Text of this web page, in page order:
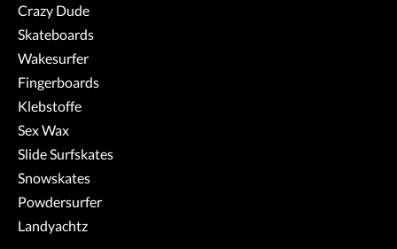
Crazy Dude
Skateboards
Wakesurfer
Fingerboards
Klebstoffe
Sex Wax
Slide Surfskates
Snowskates
Powdersurfer
Landyachtz